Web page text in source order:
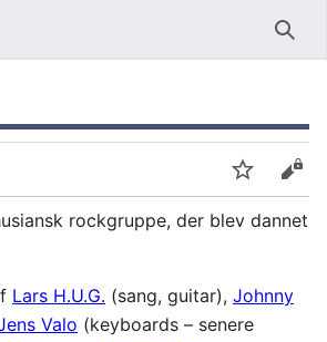
Søg
OvervågVis
rockgruppe, der blev dannet
Lars H.U.G. (sang, guitar), Johnny
Valo (keyboards – senere